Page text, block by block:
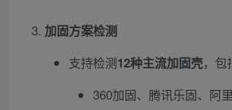
加固方案检测
支持检测12种主流加固壳，包
360加固、腾讯乐固、阿